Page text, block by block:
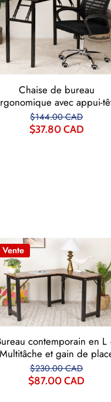
Chaise de bureau
avec appui-
$144.00 CAD
$37.80 CAD
Vente
contemporain en
Multitâche et gain de
$230.00 CAD
$87.00 CAD